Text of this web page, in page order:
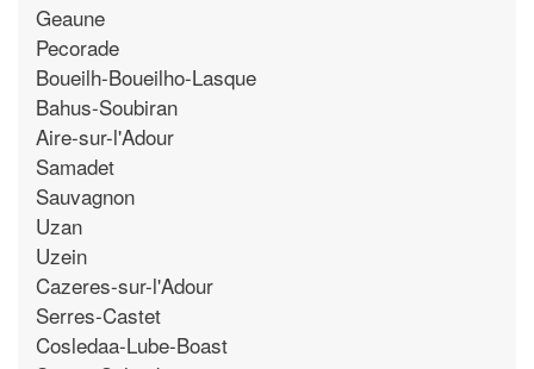
Geaune
Pecorade
Boueilh-Boueilho-Lasque
Bahus-Soubiran
Aire-sur-l'Adour
Samadet
Sauvagnon
Uzan
Uzein
Cazeres-sur-l'Adour
Serres-Castet
Cosledaa-Lube-Boast